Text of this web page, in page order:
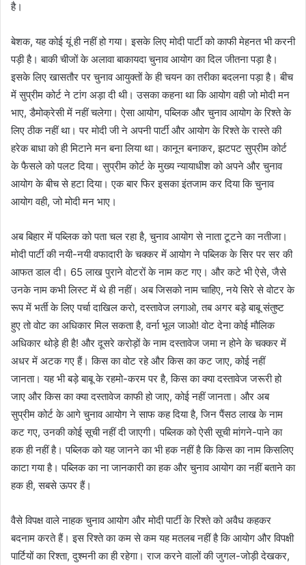
है।
बेशक, यह कोई यूं ही नहीं हो गया। इसके लिए मोदी पार्टी को काफी मेहनत भी करनी
पड़ी है। बाकी चीजों के अलावा बाकायदा चुनाव आयोग का दिल जीतना पड़ा है।
इसके लिए खासतौर पर चुनाव आयुक्तों के ही चयन का तरीका बदलना पड़ा है। बीच
में सुप्रीम कोर्ट ने टांग अड़ा दी थी। उसका कहना था कि आयोग वही जो मोदी मन
भाए, डैमोक्रेसी में नहीं चलेगा। ऐसा आयोग, पब्लिक और चुनाव आयोग के रिश्ते के
लिए ठीक नहीं था। पर मोदी जी ने अपनी पार्टी और आयोग के रिश्ते के रास्ते की
हरेक बाधा को ही मिटाने मन बना लिया था। कानून बनाकर, झटपट सुप्रीम कोर्ट
के फैसले को पलट दिया। सुप्रीम कोर्ट के मुख्य न्यायाधीश को अपने और चुनाव
आयोग के बीच से हटा दिया। एक बार फिर इसका इंतजाम कर दिया कि चुनाव
आयोग वही, जो मोदी मन भाए।
अब बिहार में पब्लिक को पता चल रहा है, चुनाव आयोग से नाता टूटने का नतीजा।
मोदी पार्टी की नयी-नयी वफादारी के चक्कर में आयोग ने पब्लिक के सिर पर सर की
आफत डाल दी। 65 लाख पुराने वोटरों के नाम कट गए। और कटे भी ऐसे, जैसे
उनके नाम कभी लिस्ट में थे ही नहीं। अब जिसको नाम चाहिए, नये सिरे से वोटर के
रूप में भर्ती के लिए पर्चा दाखिल करो, दस्तावेज लगाओ, तब अगर बड़े बाबू संतुष्ट
हुए तो वोट का अधिकार मिल सकता है, वर्ना भूल जाओ! वोट देना कोई मौलिक
अधिकार थोड़े ही है! और दूसरे करोड़ों के नाम दस्तावेज जमा न होने के चक्कर में
अधर में अटक गए हैं। किस का वोट रहे और किस का कट जाए, कोई नहीं
जानता। यह भी बड़े बाबू के रहमो-करम पर है, किस का क्या दस्तावेज जरूरी हो
जाए और किस का क्या दस्तावेज काफी हो जाए, कोई नहीं जानता। और अब
सुप्रीम कोर्ट के आगे चुनाव आयोग ने साफ कह दिया है, जिन पैंसठ लाख के नाम
कट गए, उनकी कोई सूची नहीं दी जाएगी। पब्लिक को ऐसी सूची मांगने-पाने का
हक ही नहीं है। पब्लिक को यह जानने का भी हक नहीं है कि किस का नाम किसलिए
काटा गया है। पब्लिक का ना जानकारी का हक और चुनाव आयोग का नहीं बताने का
हक ही, सबसे ऊपर हैं।
वैसे विपक्ष वाले नाहक चुनाव आयोग और मोदी पार्टी के रिश्ते को अवैध कहकर
बदनाम करते हैं। इस रिश्ते का कम से कम यह मतलब नहीं है कि आयोग और विपक्षी
पार्टियों का रिश्ता, दुश्मनी का ही रहेगा। राज करने वालों की जुगल-जोड़ी देखकर,